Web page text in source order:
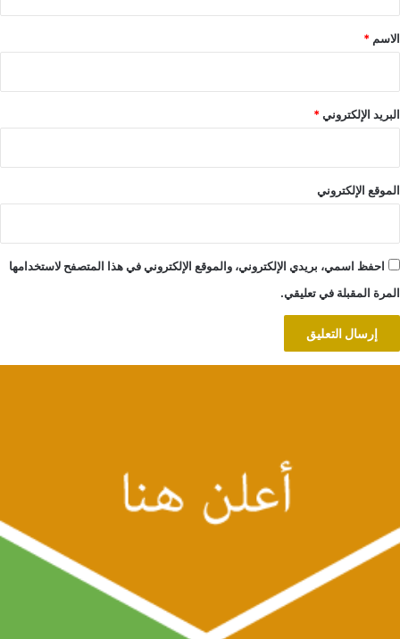
*
الاسم *
البريد الإلكتروني*
الموقع الإلكتروني
احفظ اسمي، بريدي الإلكتروني، والموقع الإلكتروني في هذا المتصفح لاستخدامها
المرة المقبلة في تعليقي.